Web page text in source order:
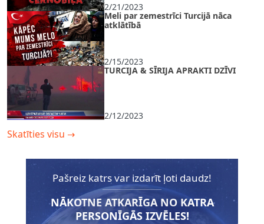
2/21/2023
Meli par zemestrīci Turcijā nāca
atklātībā
2/15/2023
TURCIJA & SĪRIJA APRAKTI DZĪVI
2/12/2023
Skatīties visu →
Pašreiz katrs var izdarīt ļoti daudz!
NĀKOTNE ATKARĪGA NO KATRA
PERSONĪGĀS IZVĒLES!